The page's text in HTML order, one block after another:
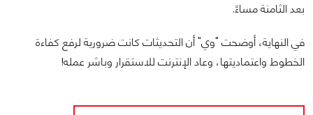
بعد الثامنة مساءً.
في النهاية، أوضحت "وي" أن التحديثات كانت ضرورية لرفع كفاءة
الخطوط واعتماديتها، وعاد الإنترنت للاستقرار وباشر عمله!